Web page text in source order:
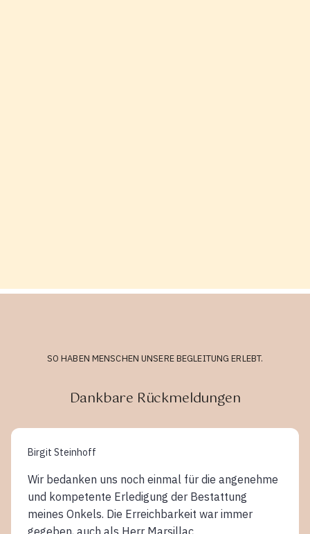
SO HABEN MENSCHEN UNSERE BEGLEITUNG ERLEBT.
Dankbare Rückmeldungen
Birgit Steinhoff
Wir bedanken uns noch einmal für die angenehme
und kompetente Erledigung der Bestattung
meines Onkels. Die Erreichbarkeit war immer